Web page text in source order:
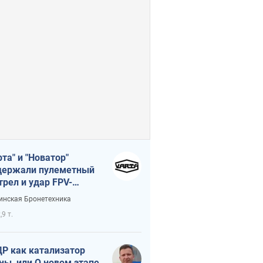
и "Новатор"
пулеметный
и удар FPV-
сохранив жизнь
Бронетехника
т.
как катализатор